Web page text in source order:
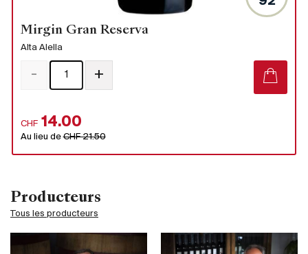
Producteurs
Tous les producteurs
Mirgin Gran Reserva
Alta Alella
CHF 14.00
Au lieu deCHF 21.50
- +